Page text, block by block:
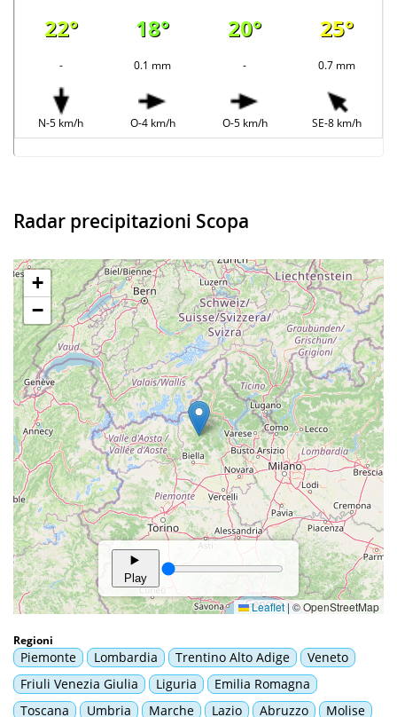
22° 18° 20° 25°
- 0.1 mm - 0.7 mm
N-5 km/h O-4 km/h O-5 km/h SE-8 km/h
Radar precipitazioni Scopa
Regioni
Piemonte Lombardia Trentino Alto Adige
Veneto
Friuli Venezia Giulia
Liguria
Emilia Romagna
Toscana
Umbria Marche Lazio Abruzzo Molise